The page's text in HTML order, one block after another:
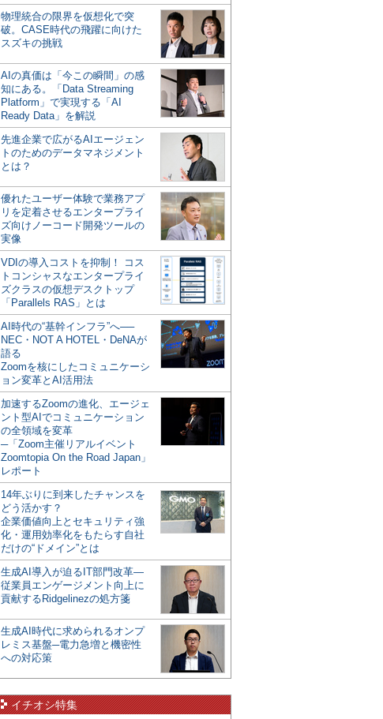
物理統合の限界を仮想化で突
破。CASE時代の飛躍に向けた
スズキの挑戦
AIの真価は「今この瞬間」の感
知にある。「Data Streaming
Platform」で実現する「AI
Ready Data」を解説
先進企業で広がるAIエージェン
トのためのデータマネジメント
とは？
優れたユーザー体験で業務アプ
リを定着させるエンタープライ
ズ向けノーコード開発ツールの
実像
VDIの導入コストを抑制！ コス
トコンシャスなエンタープライ
ズクラスの仮想デスクトップ
「Parallels RAS」とは
AI時代の“基幹インフラ”へ──
NEC・NOT A HOTEL・DeNAが
語る
Zoomを核にしたコミュニケーシ
ョン変革とAI活用法
加速するZoomの進化、エージェ
ント型AIでコミュニケーション
の全領域を変革
─「Zoom主催リアルイベント
Zoomtopia On the Road Japan」
レポート
14年ぶりに到来したチャンスを
どう活かす？
企業価値向上とセキュリティ強
化・運用効率化をもたらす自社
だけの“ドメイン”とは
生成AI導入が迫るIT部門改革―
従業員エンゲージメント向上に
貢献するRidgelinezの処方箋
生成AI時代に求められるオンプ
レミス基盤─電力急増と機密性
への対応策
イチオシ特集